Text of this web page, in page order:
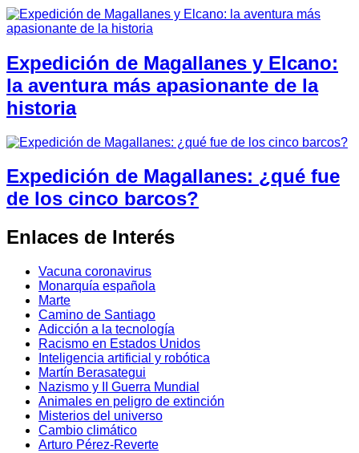
Expedición de Magallanes y Elcano:
la aventura más apasionante de la
historia
Expedición de Magallanes: ¿qué fue
de los cinco barcos?
Enlaces de Interés
Vacuna coronavirus
Monarquía española
Marte
Camino de Santiago
Adicción a la tecnología
Racismo en Estados Unidos
Inteligencia artificial y robótica
Martín Berasategui
Nazismo y II Guerra Mundial
Animales en peligro de extinción
Misterios del universo
Cambio climático
Arturo Pérez-Reverte